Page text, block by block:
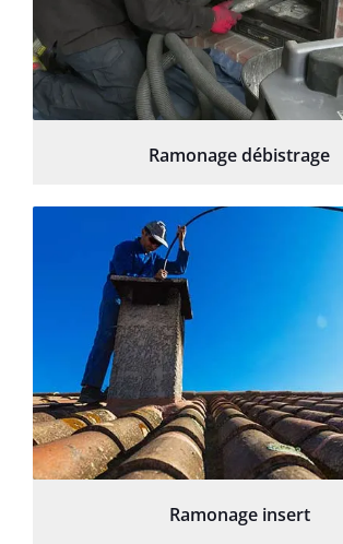
Ramonage débistrage
Ramonage insert